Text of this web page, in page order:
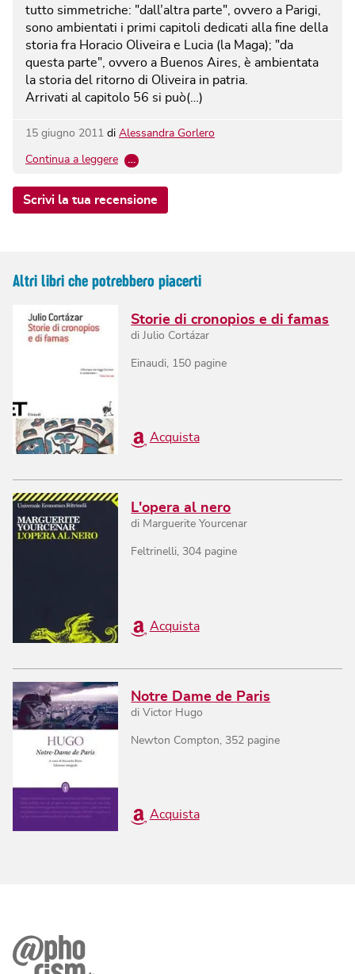
tutto simmetriche: "dall’altra parte", ovvero a Parigi,
sono ambientati i primi capitoli dedicati alla fine della
storia fra Horacio Oliveira e Lucia (la Maga); "da
questa parte", ovvero a Buenos Aires, è ambientata
la storia del ritorno di Oliveira in patria.
Arrivati al capitolo 56 si può(…)
15 giugno 2011 di Alessandra Gorlero
Continua a leggere …
Scrivi la tua recensione
Altri libri che potrebbero piacerti
Storie di cronopios e di famas
diJulio Cortázar
Einaudi, 150 pagine
Acquista
L'opera al nero
di Marguerite Yourcenar
Feltrinelli, 304 pagine
Acquista
Notre Dame de Paris
diVictor Hugo
Newton Compton 352 pagine
Acquista